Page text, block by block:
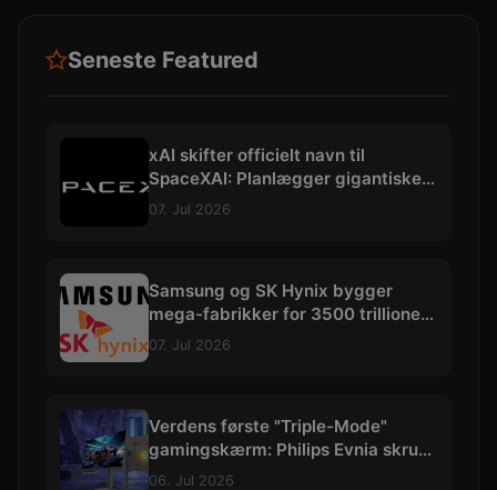
Seneste Featured
xAI skifter officielt navn til
SpaceXAI: Planlægger gigantiske
datacentre i rummet
07. Jul 2026
Samsung og SK Hynix bygger
mega-fabrikker for 3500 trillioner
kroner
07. Jul 2026
Verdens første "Triple-Mode"
gamingskærm: Philips Evnia skruer
op til vilde 540 Hz
06. Jul 2026